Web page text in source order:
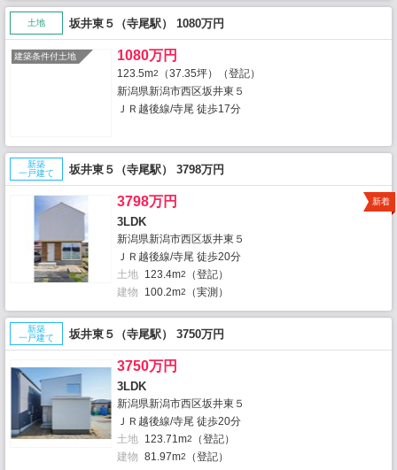
土地 坂井東５（寺尾駅） 1080万円
建築条件付土地 1080万円
123.5m2
（37.35坪）（登記）
新潟県新潟市西区坂井東５
ＪＲ越後線/寺尾 徒歩17分
新築
一戸建て
坂井東５（寺尾駅） 3798万円
3798万円
3LDK
新潟県新潟市西区坂井東５
ＪＲ越後線/寺尾 徒歩20分
土地 123.4m2
（登記）
建物
100.2m2 （実測）
新着
新築
一戸建て
坂井東５（寺尾駅） 3750万円
3750万円
3LDK
新潟県新潟市西区坂井東５
ＪＲ越後線/寺尾 徒歩20分
土地 123.71m2
（登記）
建物 81.97m2 （登記）